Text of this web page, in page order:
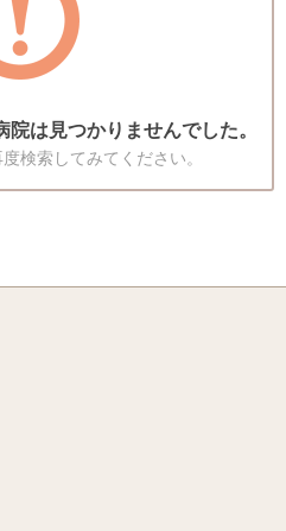
は見つかりませんでした。
検索してみてください。